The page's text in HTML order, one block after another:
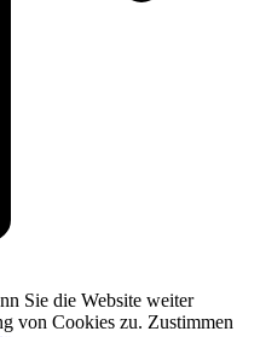
Sie die Website weiter
von Cookies zu. Zustimmen